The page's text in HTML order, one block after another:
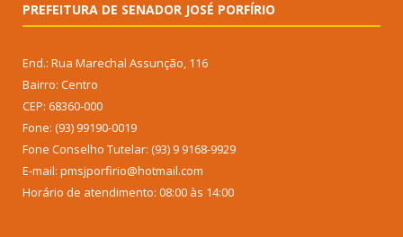
PREFEITURA DE SENADOR JOSÉ PORFÍRIO
End.: Rua Marechal Assunção, 116
Bairro: Centro
CEP: 68360-000
Fone: (93) 99190-0019
Fone Conselho Tutelar: (93) 9 9168-9929
E-mail: pmsjporfirio@hotmail.com
Horário de atendimento: 08:00 às 14:00